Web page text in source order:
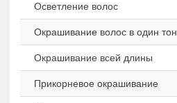
Осветление волос
Окрашивание волос в один тон
Окрашивание всей длины
Прикорневое окрашивание